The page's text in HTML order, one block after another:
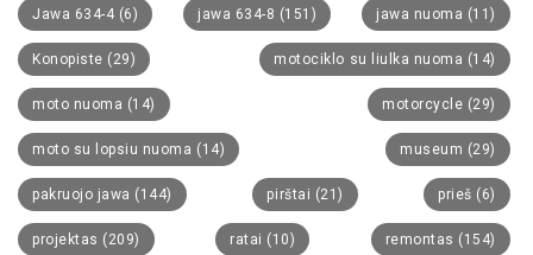
Jawa 634-4 (6) jawa 634-8 (151) jawa nuoma (11)
Konopiste (29) motociklo su liulka nuoma (14)
moto nuoma (14) motorcycle (29)
moto su lopsiu nuoma (14) museum (29)
pakruojo jawa (144) pirštai (21) prieš (6)
projektas (209) ratai (10) remontas (154)